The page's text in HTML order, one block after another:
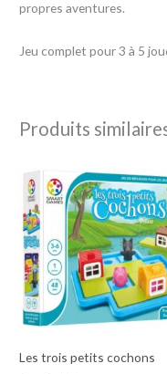
propres aventures.
Jeu complet pour 3 à 5
Produits
Les trois petits cochons